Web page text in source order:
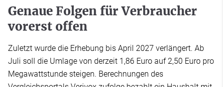
Genaue Folgen für Verbraucher
vorerst offen
Zuletzt wurde die Erhebung bis April 2027 verlängert. Ab
Juli soll die Umlage von derzeit 1,86 Euro auf 2,50 Euro pro
Megawattstunde steigen. Berechnungen des